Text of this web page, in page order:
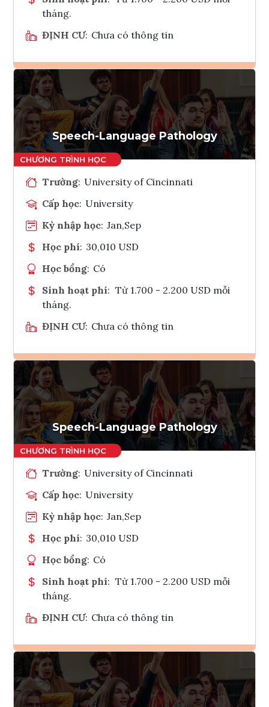
tháng.
ĐỊNH CƯ: Chưa có thông tin
Ghi danh
Tham vấn Interlink
Speech-Language Pathology
Trường: University of Cincinnati
Cấp học: University
Kỳ nhập học: Jan,Sep
Học phí: 30,010 USD
Học bổng: Có
Sinh hoạt phí: Từ 1.700 - 2.200 USD mỗi
tháng.
ĐỊNH CƯ: Chưa có thông tin
Ghi danh
Tham vấn Interlink
Speech-Language Pathology
Trường: University of Cincinnati
Cấp học: University
Kỳ nhập học: Jan,Sep
Học phí: 30,010 USD
Học bổng: Có
Sinh hoạt phí: Từ 1.700 - 2.200 USD mỗi
tháng.
ĐỊNH CƯ: Chưa có thông tin
Ghi danh
Tham vấn Interlink